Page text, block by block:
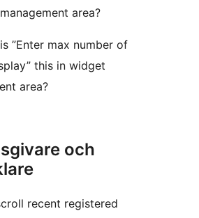
area?
”Enter max number of
this in widget
area?
och
recent registered